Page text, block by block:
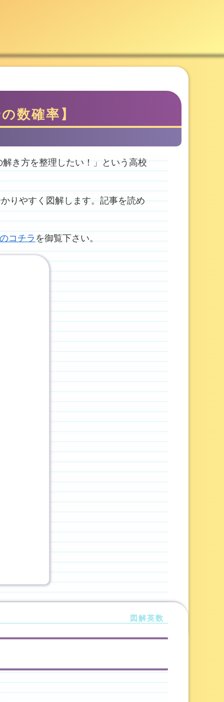
数確率】
き方を整理したい！」という高校
りやすく図解します。記事を読め
コチラ を御覧下さい。